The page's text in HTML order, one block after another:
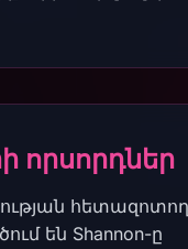
որսորդներ
են Shannon-ը